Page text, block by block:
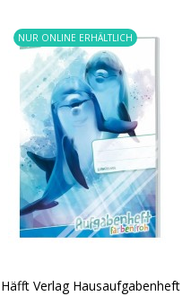
Häfft Verlag Hausaufgabenheft
NUR ONLINE ERHÄLTLICH